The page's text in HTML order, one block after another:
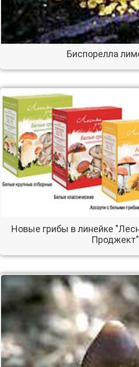
Биспорелла
Новые грибы в линейке
Проджект"